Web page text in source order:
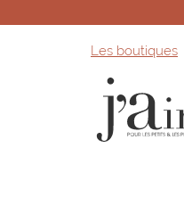
Les boutiques